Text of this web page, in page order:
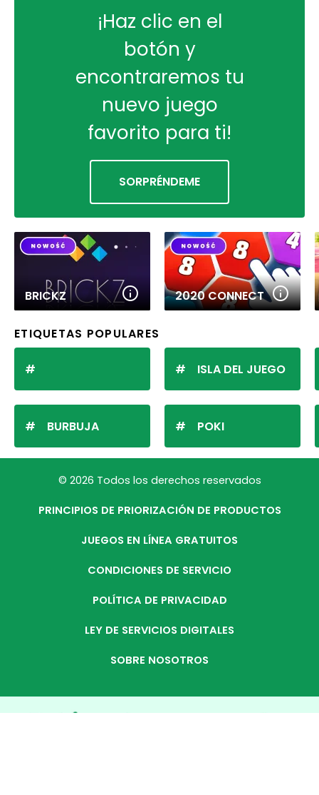
¡Haz clic en el
botón y
encontraremos tu
nuevo juego
favorito para ti!
SORPRÉNDEME
BRICKZ 2020 CONNECT
ETIQUETAS POPULARES
BURBUJA
ISLA DEL JUEGO
POKI
© 2026 Todos los derechos reservados
PRINCIPIOS DE PRIORIZACIÓN DE PRODUCTOS
JUEGOS EN LÍNEA GRATUITOS
CONDICIONES DE SERVICIO
POLÍTICA DE PRIVACIDAD
LEY DE SERVICIOS DIGITALES
SOBRE NOSOTROS